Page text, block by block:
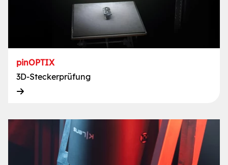
pinOPTIX
3D-Steckerprüfung